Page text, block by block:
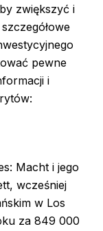
zwiększyć i
pewne
i
Macht i jego
wcześniej
w Los
za 849 000